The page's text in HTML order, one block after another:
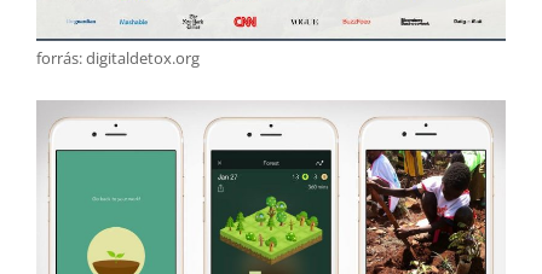
forrás: digitaldetox.org